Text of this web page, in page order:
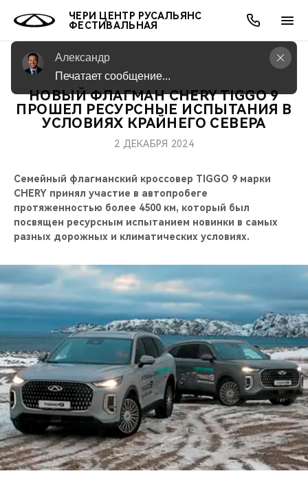
ЧЕРИ ЦЕНТР РУСАЛЬЯНС
ФЕСТИВАЛЬНАЯ
МОДЕЛИ
КРОССОВЕРЫ
СЕДАНЫ
НОВИНКИ
ПОКУПАТЕЛЯМ
ВЛАДЕЛЬЦАМ
ПОДДЕРЖКА
CHERY CONNECT
МИР CHERY
CHERY В СОЦСЕТЯХ
ЛЮДИ CHERY
БЛАГОТВОРИТЕЛЬНОСТЬ
CHERY REMOTE
CHERY И СПОРТ
НАШИ МЕРОПРИЯТИЯ
ВИДЕООБЗОРЫ
CHERY ДЛЯ ДЕТЕЙ
АКЦИИ
ОНЛАЙН СЕРВИСЫ
О КОМПАНИИ
НОВЫЙ ФЛАГМАН CHERY TIGGO 9
ПРОШЕЛ РЕСУРСНЫЕ ИСПЫТАНИЯ В
УСЛОВИЯХ КРАЙНЕГО СЕВЕРА
2 ДЕКАБРЯ 2024
Семейный флагманский кроссовер TIGGO 9 марки
CHERY принял участие в автопробеге
протяженностью более 4500 км, который был
посвящен ресурсным испытанием новинки в самых
разных дорожных и климатических условиях.
Александр
Печатает сообщение...